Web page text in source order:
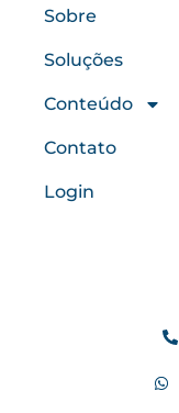
Sobre
Soluções
Conteúdo
Contato
Login